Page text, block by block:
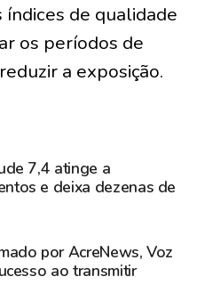
de qualidade
os períodos de
a exposição.
7,4 atinge a
e deixa dezenas de
por AcreNews, Voz
ao transmitir